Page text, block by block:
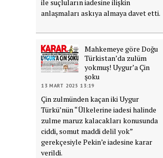
ile suçluların iadesine ilişkin
anlaşmaları askıya almaya davet etti.
Mahkemeye göre Doğu
Türkistan’da zulüm
yokmuş! Uygur’a Çin
şoku
13 MART 2025 13:19
Çin zulmünden kaçan iki Uygur
Türkü’nün “Ülkelerine iadesi halinde
zulme maruz kalacakları konusunda
ciddi, somut maddi delil yok”
gerekçesiyle Pekin’e iadesine karar
verildi.